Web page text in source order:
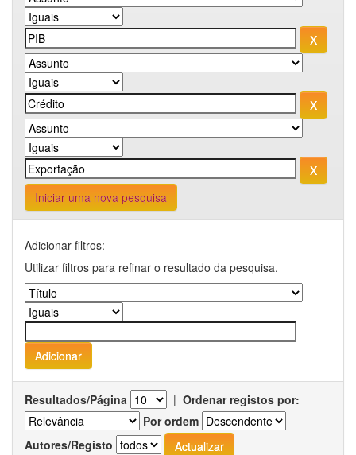
Iniciar uma nova pesquisa
Adicionar filtros:
Utilizar filtros para refinar o resultado da pesquisa.
Resultados/Página | Ordenar registos por:
Por ordem
Autores/Registo